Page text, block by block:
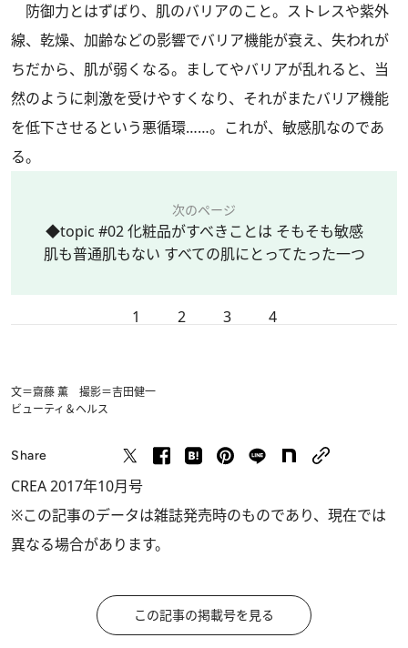
防御力とはずばり、肌のバリアのこと。ストレスや紫外
線、乾燥、加齢などの影響でバリア機能が衰え、失われが
ちだから、肌が弱くなる。ましてやバリアが乱れると、当
然のように刺激を受けやすくなり、それがまたバリア機能
を低下させるという悪循環……。これが、敏感肌なのであ
る。
次のページ
◆topic #02 化粧品がすべきことは そもそも敏感
肌も普通肌もない すべての肌にとってたった一つ
1 2 3 4
文＝齋藤 薫 撮影＝吉田健一
ビューティ＆ヘルス
Share
CREA 2017年10月号
※この記事のデータは雑誌発売時のものであり、現在では
異なる場合があります。
この記事の掲載号を見る